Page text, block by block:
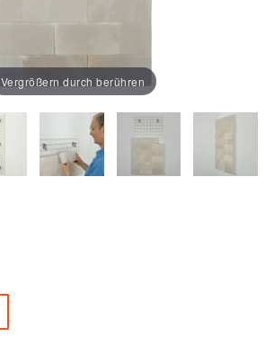
Vergrößern durch berühren